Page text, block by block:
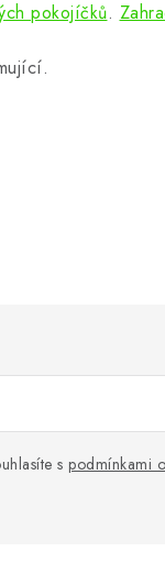
pokojíčků.
s podmínkami